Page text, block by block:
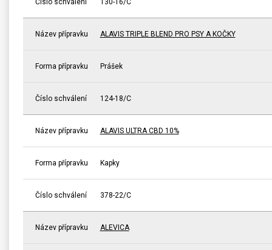
Název přípravku ALAVIS TRIPLE BLEND PRO PSY A KOČKY
Forma přípravku Prášek
Číslo schválení 124-18/C
Název přípravku ALAVIS ULTRA CBD 10%
Forma přípravku Kapky
Číslo schválení 378-22/C
Název přípravku ALEVICA